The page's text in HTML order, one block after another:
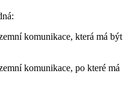
komunikace, která má být
komunikace, po které má